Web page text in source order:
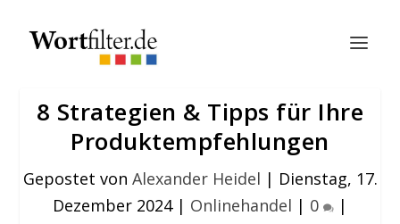
8 Strategien & Tipps für Ihre
Produktempfehlungen
Gepostet von Alexander Heidel | Dienstag, 17.
Dezember 2024| Onlinehandel | 0 |